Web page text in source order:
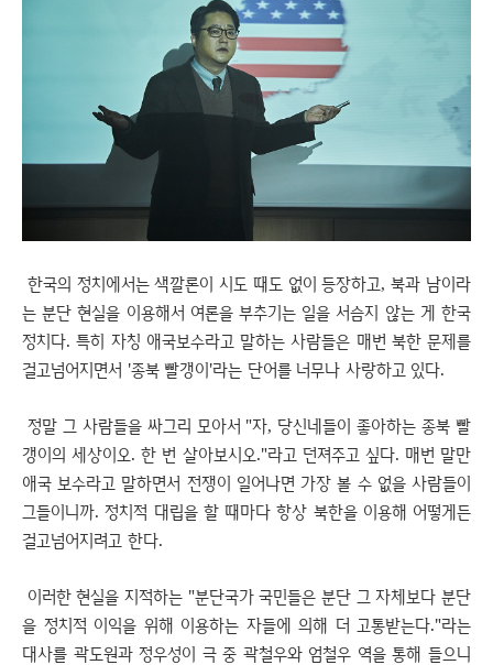
한국의 정치에서는 색깔론이 시도 때도 없이 등장하고, 북과 남이라
는 분단 현실을 이용해서 여론을 부추기는 일을 서슴지 않는 게 한국
정치다. 특히 자칭 애국보수라고 말하는 사람들은 매번 북한 문제를
걸고넘어지면서 '종북 빨갱이'라는 단어를 너무나 사랑하고 있다.
정말 그 사람들을 싸그리 모아서 "자, 당신네들이 좋아하는 종북 빨
갱이의 세상이오. 한 번 살아보시오."라고 던져주고 싶다. 매번 말만
애국 보수라고 말하면서 전쟁이 일어나면 가장 볼 수 없을 사람들이
그들이니까. 정치적 대립을 할 때마다 항상 북한을 이용해 어떻게든
걸고넘어지려고 한다.
이러한 현실을 지적하는 "분단국가 국민들은 분단 그 자체보다 분단
을 정치적 이익을 위해 이용하는 자들에 의해 더 고통받는다."라는
대사를 곽도원과 정우성이 극 중 곽철우와 엄철우 역을 통해 들으니